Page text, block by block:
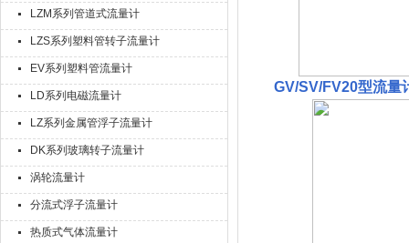
LZM系列管道式流量计
LZS系列塑料管转子流量计
EV系列塑料管流量计
LD系列电磁流量计
LZ系列金属管浮子流量计
DK系列玻璃转子流量计
涡轮流量计
分流式浮子流量计
热质式气体流量计
GV/SV/FV20型流量